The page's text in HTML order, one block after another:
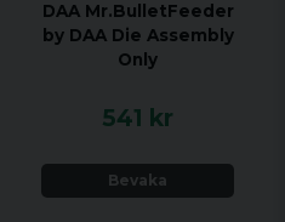
DAA Mr.BulletFeeder
by DAA Die Assembly
Only
541 kr
Bevaka